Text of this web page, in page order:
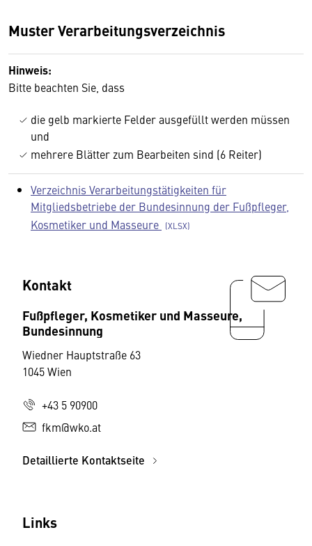
Muster Verarbeitungsverzeichnis
Hinweis:
Bitte beachten Sie, dass
die gelb markierte Felder ausgefüllt werden müssen
und
mehrere Blätter zum Bearbeiten sind (6 Reiter)
Verzeichnis Verarbeitungstätigkeiten für
Mitgliedsbetriebe der Bundesinnung der Fußpfleger,
Kosmetiker und Masseure
Kontakt
Fußpfleger, Kosmetiker und Masseure,
Bundesinnung
Wiedner Hauptstraße 63
1045 Wien
+43 5 90900
fkm@wko.at
Detaillierte Kontaktseite
Links